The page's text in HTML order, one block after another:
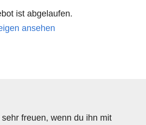
ist abgelaufen.
ansehen
freuen, wenn du ihn mit